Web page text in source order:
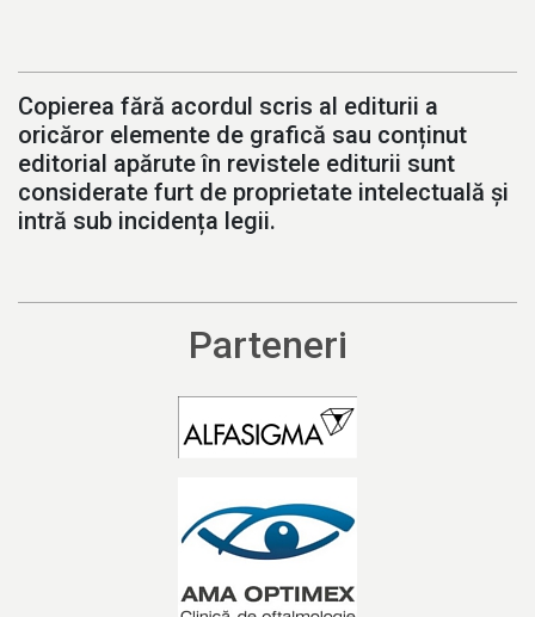
Copierea fără acordul scris al editurii a
oricăror elemente de grafică sau conținut
editorial apărute în revistele editurii sunt
considerate furt de proprietate intelectuală și
intră sub incidența legii.
Parteneri